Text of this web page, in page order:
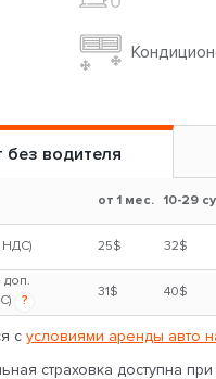
без водителя
от 1 мес. 10-29
НДС) 25$ 32$
доп.
?
31$ 40$
с условиями аренды авто
страховка доступна